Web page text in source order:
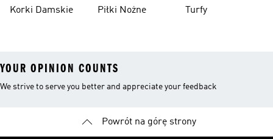
Korki Damskie
Piłki Nożne
Turfy
YOUR OPINION COUNTS
We strive to serve you better and appreciate your feedback
Powrót na górę strony